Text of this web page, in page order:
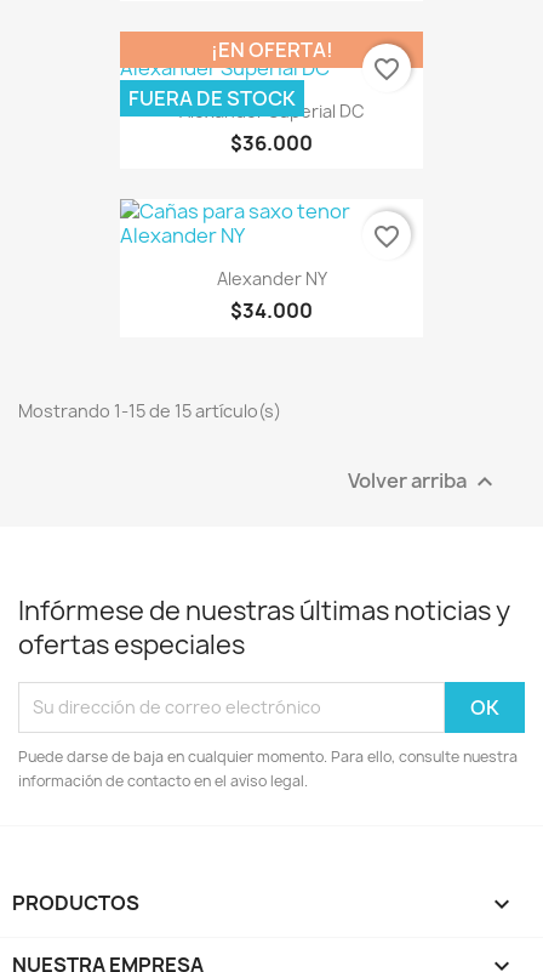
Alexander Superial DC
$36.000
¡EN OFERTA!
FUERA DE STOCK
favorite_border
Alexander NY
$34.000
favorite_border
Mostrando 1-15 de 15 artículo(s)
Volver arriba 
Infórmese de nuestras últimas noticias y
ofertas especiales
Puede darse de baja en cualquier momento. Para ello, consulte nuestra
información de contacto en el aviso legal.
PRODUCTOS 
NUESTRA EMPRESA 